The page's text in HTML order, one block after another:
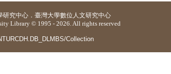
研究中心 ． 臺灣大學數位人文研究中心
Library © 1995 - 2026. All rights reserved
Collection